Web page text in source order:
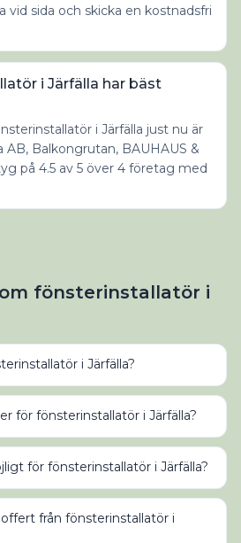
vid sida och skicka en kostnadsfri
i Järfälla har bäst
i Järfälla just nu är
AB, Balkongrutan, BAUHAUS &
på 4.5 av 5 över 4 företag med
fönsterinstallatör i
i Järfälla?
för fönsterinstallatör i Järfälla?
för fönsterinstallatör i Järfälla?
från fönsterinstallatör i